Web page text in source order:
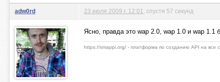
adw0rd 23 июля 2009 г. 12:01 , спустя 57 секунд
Ясно, правда это wap 2.0, wap 1.0 и wap 1.1
https://smappi.org/ - платформа по созданию API на все